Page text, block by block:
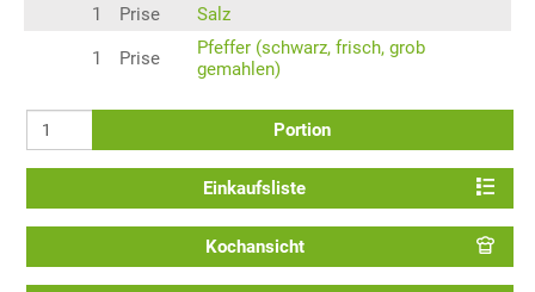
1
Prise Salz
1 Prise
Pfeffer (schwarz, frisch, grob
gemahlen)
Portion
Einkaufsliste
Kochansicht